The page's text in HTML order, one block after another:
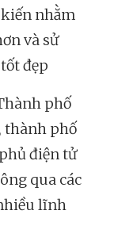
nhằm
và sử
đẹp
phố
thành phố
điện tử
qua các
lĩnh